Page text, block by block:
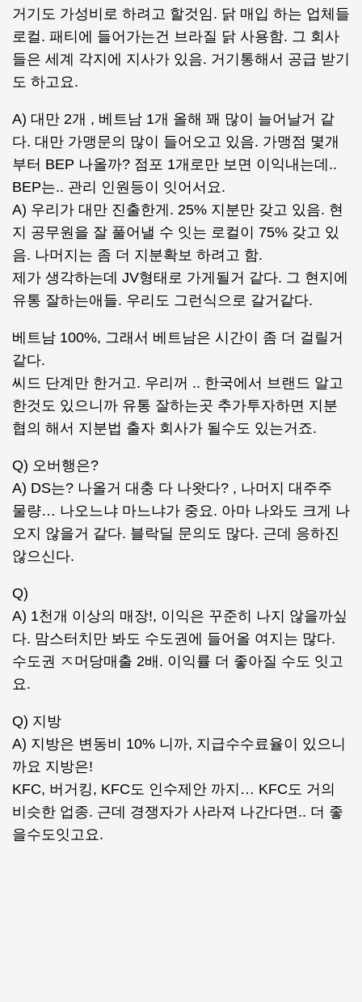
거기도 가성비로 하려고 할것임. 닭 매입 하는 업체들
로컬. 패티에 들어가는건 브라질 닭 사용함. 그 회사
들은 세계 각지에 지사가 있음. 거기통해서 공급 받기
도 하고요.
A) 대만 2개 , 베트남 1개 올해 꽤 많이 늘어날거 같
다. 대만 가맹문의 많이 들어오고 있음. 가맹점 몇개
부터 BEP 나올까? 점포 1개로만 보면 이익내는데..
BEP는.. 관리 인원등이 잇어서요.
A) 우리가 대만 진출한게. 25% 지분만 갖고 있음. 현
지 공무원을 잘 풀어낼 수 잇는 로컬이 75% 갖고 있
음. 나머지는 좀 더 지분확보 하려고 함.
제가 생각하는데 JV형태로 가게될거 같다. 그 현지에
유통 잘하는애들. 우리도 그런식으로 갈거같다.
베트남 100%, 그래서 베트남은 시간이 좀 더 걸릴거
같다.
씨드 단계만 한거고. 우리꺼 .. 한국에서 브랜드 알고
한것도 있으니까 유통 잘하는곳 추가투자하면 지분
협의 해서 지분법 출자 회사가 될수도 있는거죠.
Q) 오버행은?
A) DS는? 나올거 대충 다 나왓다? , 나머지 대주주
물량… 나오느냐 마느냐가 중요. 아마 나와도 크게 나
오지 않을거 같다. 블락딜 문의도 많다. 근데 응하진
않으신다.
Q)
A) 1천개 이상의 매장!, 이익은 꾸준히 나지 않을까싶
다. 맘스터치만 봐도 수도권에 들어올 여지는 많다.
수도권 ㅈ머당매출 2배. 이익률 더 좋아질 수도 잇고
요.
Q) 지방
A) 지방은 변동비 10% 니까, 지급수수료율이 있으니
까요 지방은!
KFC, 버거킹, KFC도 인수제안 까지… KFC도 거의
비슷한 업종. 근데 경쟁자가 사라져 나간다면.. 더 좋
을수도잇고요.